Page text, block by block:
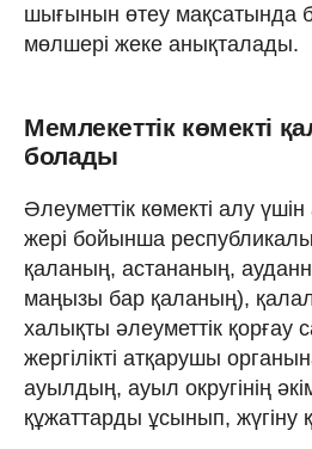
шығынын өтеу мақсатында
мөлшері жеке анықталады.
Мемлекеттік көмекті
болады
Әлеуметтік көмекті алу
жері бойынша
қаланың, астананың,
маңызы бар қаланың),
халықты әлеуметтік қорғау
жергілікті атқарушы
ауылдың, ауыл округінің
құжаттарды ұсынып, жүгіну